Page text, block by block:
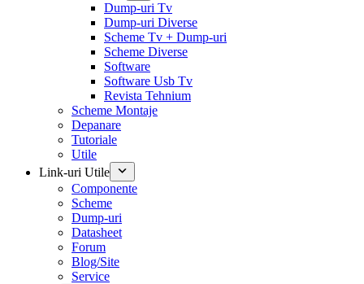
Dump-uri Tv
Dump-uri Diverse
Scheme Tv + Dump-uri
Scheme Diverse
Software
Software Usb Tv
Revista Tehnium
Scheme Montaje
Depanare
Tutoriale
Utile
Link-uri Utile
Componente
Scheme
Dump-uri
Datasheet
Forum
Blog/Site
Service